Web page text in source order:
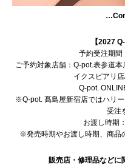
【2027
予約受注期間
ご予約対象店舗： Q-pot.表参道本
イクスピアリ
Q-pot.
※Q-pot. 髙島屋新宿店ではハリ
受注
お渡し時期
※発売時期やお渡し時期、商品
販売店・修理品など